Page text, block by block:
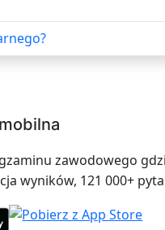
zawodowego
wyników, 121 000+